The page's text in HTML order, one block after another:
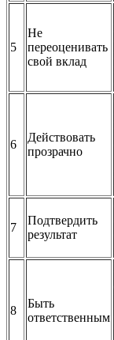
5
Не
переоценивать
свой вклад
6
Действовать
прозрачно
7
Подтвердить
результат
8
Быть
ответственным